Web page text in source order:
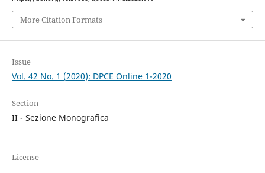
More Citation Formats
Issue
Vol. 42 No. 1 (2020): DPCE Online 1-2020
Section
II - Sezione Monografica
License